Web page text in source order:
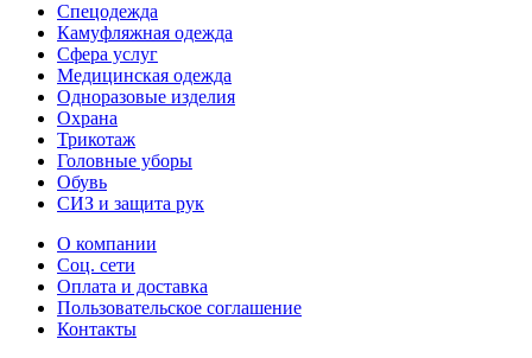
Спецодежда
Камуфляжная одежда
Сфера услуг
Медицинская одежда
Одноразовые изделия
Охрана
Трикотаж
Головные уборы
Обувь
СИЗ и защита рук
О компании
Соц. сети
Оплата и доставка
Пользовательское соглашение
Контакты